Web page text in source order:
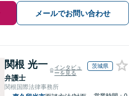
メールでお問い合わせ
関根 光一
弁護士
インタビュ
ーを見る
茨城県
関根国際法律事務所